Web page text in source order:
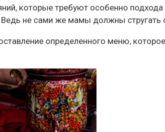
которые требуют особенно
не сами же мамы должны стругать
определенного меню,